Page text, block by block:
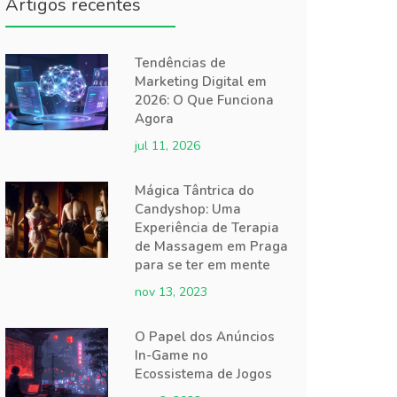
Artigos recentes
Tendências de
Marketing Digital em
2026: O Que Funciona
Agora
jul 11, 2026
Mágica Tântrica do
Candyshop: Uma
Experiência de Terapia
de Massagem em Praga
para se ter em mente
nov 13, 2023
O Papel dos Anúncios
In-Game no
Ecossistema de Jogos